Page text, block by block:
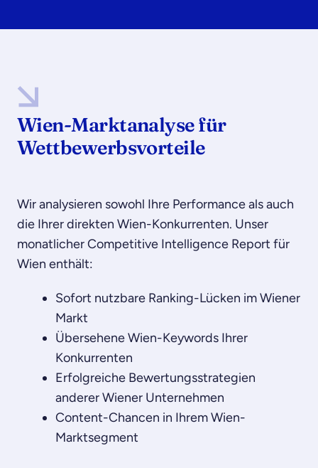
Wien-Marktanalyse für
Wettbewerbsvorteile
Wir analysieren sowohl Ihre Performance als auch
die Ihrer direkten Wien-Konkurrenten. Unser
monatlicher Competitive Intelligence Report für
Wien enthält:
Sofort nutzbare Ranking-Lücken im Wiener
Markt
Übersehene Wien-Keywords Ihrer
Konkurrenten
Erfolgreiche Bewertungsstrategien
anderer Wiener Unternehmen
Content-Chancen in Ihrem Wien-
Marktsegment